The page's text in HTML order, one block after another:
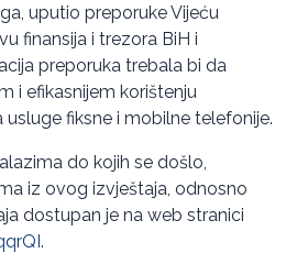
uputio preporuke Vijeću
finansija i trezora BiH i
preporuka trebala bi da
i efikasnijem korištenju
fiksne i mobilne telefonije.
do kojih se došlo,
iz ovog izvještaja, odnosno
dostupan je na web stranici
.